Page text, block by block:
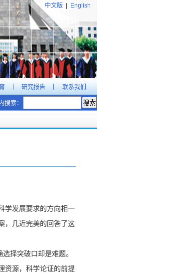
中文版 English
研究报告 联系我们
搜索：
学发展要求的方向相一
，几近完美的回答了这
择突破口却是难题。
资源，科学论证的前提